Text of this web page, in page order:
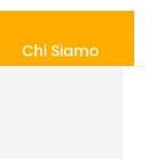
Chi Siamo